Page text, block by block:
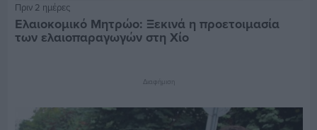
Πριν 2 ημέρες
Ελαιοκομικό Μητρώο: Ξεκινά η προετοιμασία
των ελαιοπαραγωγών στη Χίο
Διαφήμιση